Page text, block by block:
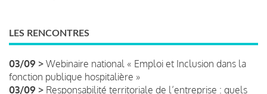
LES RENCONTRES
03/09 > Webinaire national « Emploi et Inclusion dans la
fonction publique hospitalière »
03/09 > Responsabilité territoriale de l’entreprise : quels